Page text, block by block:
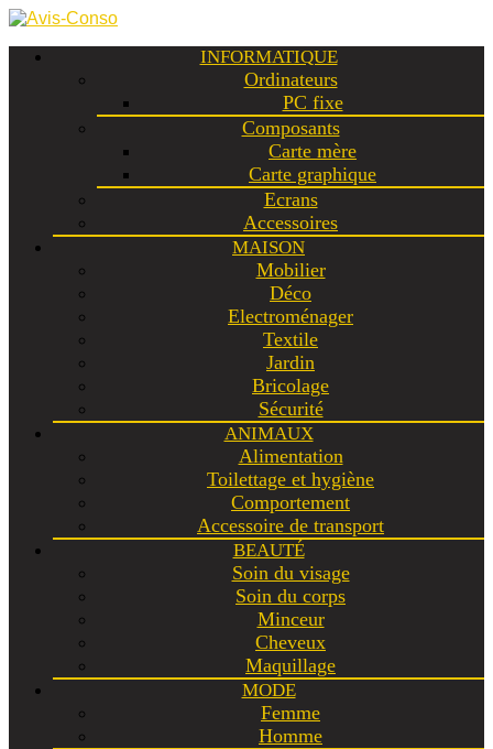
INFORMATIQUE
Ordinateurs
PC fixe
Composants
Carte mère
Carte graphique
Ecrans
Accessoires
MAISON
Mobilier
Déco
Electroménager
Textile
Jardin
Bricolage
Sécurité
ANIMAUX
Alimentation
Toilettage et hygiène
Comportement
Accessoire de transport
BEAUTÉ
Soin du visage
Soin du corps
Minceur
Cheveux
Maquillage
MODE
Femme
Homme